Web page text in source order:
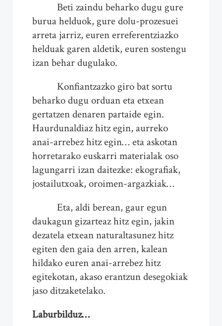
Beti zaindu beharko dugu gure
burua helduok, gure dolu-prozesuei
arreta jarriz, euren erreferentziazko
helduak garen aldetik, euren sostengu
izan behar dugulako.
Konfiantzazko giro bat sortu
beharko dugu orduan eta etxean
gertatzen denaren partaide egin.
Haurdunaldiaz hitz egin, aurreko
anai-arrebez hitz egin… eta askotan
horretarako euskarri materialak oso
lagungarri izan daitezke: ekografiak,
jostailutxoak, oroimen-argazkiak…
Eta, aldi berean, gaur egun
daukagun gizarteaz hitz egin, jakin
dezatela etxean naturaltasunez hitz
egiten den gaia den arren, kalean
hildako euren anai-arrebez hitz
egitekotan, akaso erantzun desegokiak
jaso ditzaketelako.
Laburbilduz…